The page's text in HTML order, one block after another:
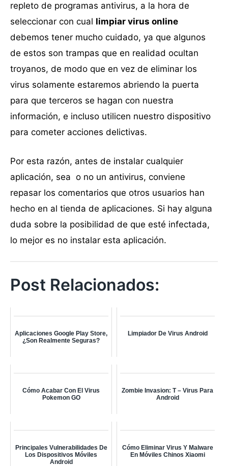
repleto de programas antivirus, a la hora de
seleccionar con cual limpiar virus online
debemos tener mucho cuidado, ya que algunos
de estos son trampas que en realidad ocultan
troyanos, de modo que en vez de eliminar los
virus solamente estaremos abriendo la puerta
para que terceros se hagan con nuestra
información, e incluso utilicen nuestro dispositivo
para cometer acciones delictivas.
Por esta razón, antes de instalar cualquier
aplicación, sea o no un antivirus, conviene
repasar los comentarios que otros usuarios han
hecho en al tienda de aplicaciones. Si hay alguna
duda sobre la posibilidad de que esté infectada,
lo mejor es no instalar esta aplicación.
Post Relacionados:
Aplicaciones Google Play Store,
¿Son Realmente Seguras?
Limpiador De Virus Android
Cómo Acabar Con El Virus
Pokemon GO
Zombie Invasion: T – Virus Para
Android
Principales Vulnerabilidades De
Los Dispositivos Móviles
Android
Cómo Eliminar Virus Y Malware
En Móviles Chinos Xiaomi